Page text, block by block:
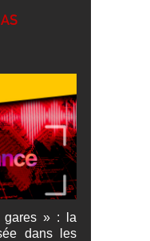
gares » : la
dans les